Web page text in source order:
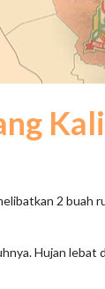
Kali
2 buah
Hujan